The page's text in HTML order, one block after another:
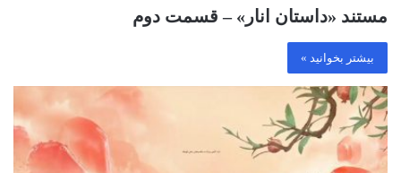
مستند «داستان انار» – قسمت دوم
بیشتر بخوانید »